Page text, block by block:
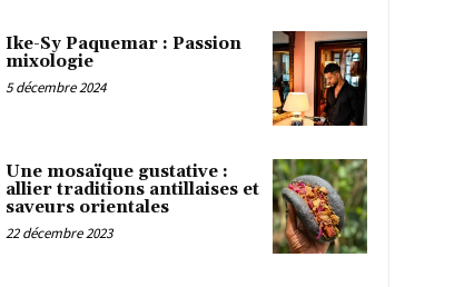
Ike-Sy Paquemar : Passion
mixologie
5 décembre 2024
Une mosaïque gustative :
allier traditions antillaises et
saveurs orientales
22 décembre 2023